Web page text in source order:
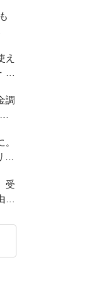
え
調
受